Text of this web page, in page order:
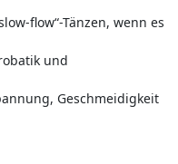
flow“-Tänzen, wenn es
und
Geschmeidigkeit